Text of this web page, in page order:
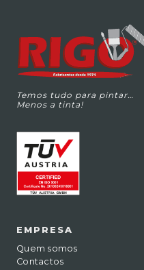
Temos tudo para pintar…
Menos a tinta!
EMPRESA
Quem somos
Contactos